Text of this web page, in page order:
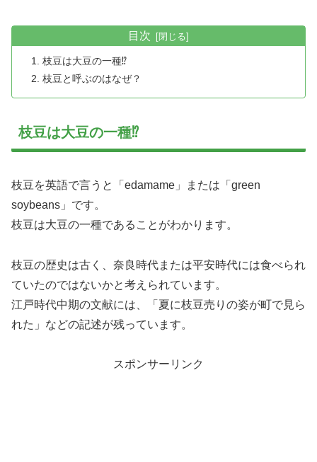
目次
枝豆は大豆の一種⁉
枝豆と呼ぶのはなぜ？
枝豆は大豆の一種⁉
枝豆を英語で言うと「edamame」または「green
soybeans」です。
枝豆は大豆の一種であることがわかります。
枝豆の歴史は古く、奈良時代または平安時代には食べられ
ていたのではないかと考えられています。
江戸時代中期の文献には、「夏に枝豆売りの姿が町で見ら
れた」などの記述が残っています。
スポンサーリンク